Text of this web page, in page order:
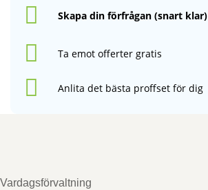
Skapa din förfrågan (snart klar)
Ta emot offerter gratis
Anlita det bästa proffset för dig
Vardagsförvaltning